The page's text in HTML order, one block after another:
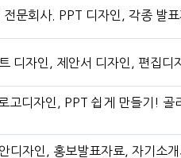
문회사. PPT 디자인, 각종 발
디자인, 제안서 디자인, 편집
고디자인, PPT 쉽게 만들기!
디자인, 홍보발표자료, 자기소